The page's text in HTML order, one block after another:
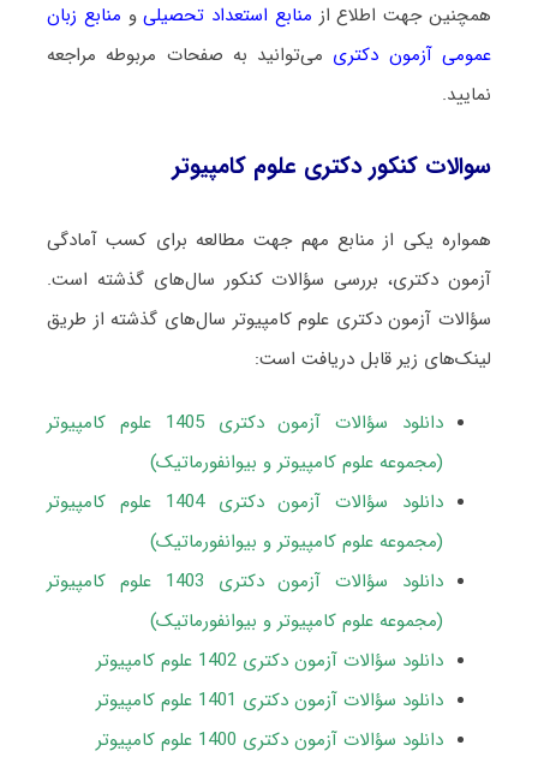
همچنین جهت اطلاع از منابع استعداد تحصیلیو منابع زبان
عمومی آزمون دکتری می‌توانید به صفحات مربوطه مراجعه
نمایید.
سوالات کنکور دکتری علوم کامپیوتر
همواره یکی از منابع مهم جهت مطالعه برای کسب آمادگی
آزمون دکتری، بررسی سؤالات کنکور سال‌های گذشته است.
سؤالات آزمون دکتری علوم کامپیوتر سال‌های گذشته از طریق
لینک‌های زیر قابل دریافت است:
دانلود سؤالات آزمون دکتری 1405 علوم کامپیوتر
(مجموعه علوم کامپیوتر و بیوانفورماتیک)
دانلود سؤالات آزمون دکتری 1404 علوم کامپیوتر
(مجموعه علوم کامپیوتر و بیوانفورماتیک)
دانلود سؤالات آزمون دکتری 1403 علوم کامپیوتر
(مجموعه علوم کامپیوتر و بیوانفورماتیک)
دانلود سؤالات آزمون دکتری 1402 علوم کامپیوتر
دانلود سؤالات آزمون دکتری 1401 علوم کامپیوتر
دانلود سؤالات آزمون دکتری 1400 علوم کامپیوتر